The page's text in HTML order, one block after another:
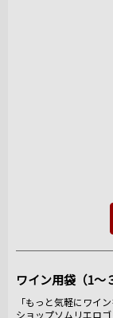
ワイン用袋（1～
「もっと気軽にワイ
ショップソムリエロ